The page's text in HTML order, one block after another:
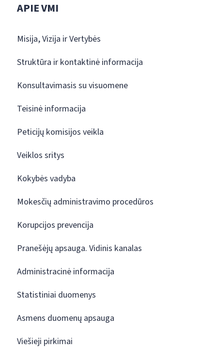
APIE VMI
Misija, Vizija ir Vertybės
Struktūra ir kontaktinė informacija
Konsultavimasis su visuomene
Teisinė informacija
Peticijų komisijos veikla
Veiklos sritys
Kokybės vadyba
Mokesčių administravimo procedūros
Korupcijos prevencija
Pranešėjų apsauga. Vidinis kanalas
Administracinė informacija
Statistiniai duomenys
Asmens duomenų apsauga
Viešieji pirkimai